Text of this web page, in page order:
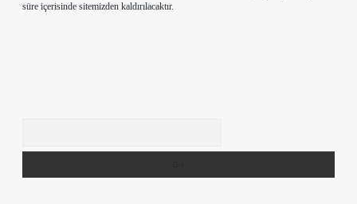
süre içerisinde sitemizden kaldırılacaktır.